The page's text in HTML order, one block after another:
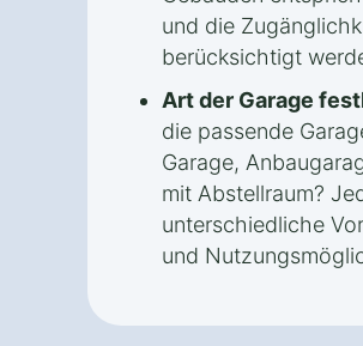
und die
berücksichtigt
Art der Garage
die passende
Garage,
mit Abstellraum?
unterschiedliche
und